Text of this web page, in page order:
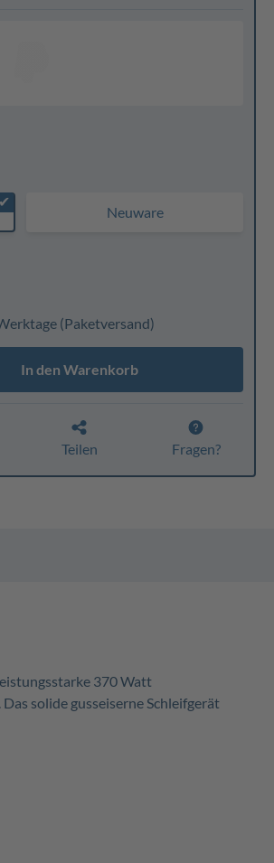
✔
Neuware
(Paketversand)
In den Warenkorb
Teilen Fragen?
370 Watt
solide gusseiserne Schleifgerät